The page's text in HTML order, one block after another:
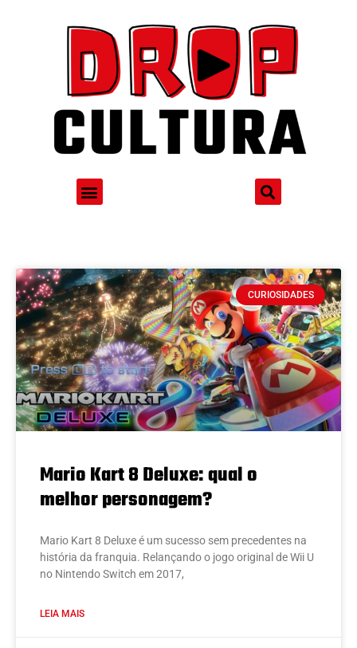
CURIOSIDADES
Mario Kart 8 Deluxe: qual o
melhor personagem?
Mario Kart 8 Deluxe é um sucesso sem precedentes na
história da franquia. Relançando o jogo original de Wii U
no Nintendo Switch em 2017,
LEIA MAIS